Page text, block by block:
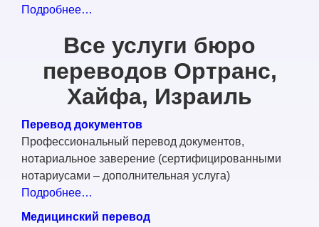
Подробнее…
Все услуги бюро
переводов Ортранс,
Хайфа, Израиль
Перевод документов
Профессиональный перевод документов,
нотариальное заверение (сертифицированными
нотариусами – дополнительная услуга)
Подробнее…
Медицинский перевод